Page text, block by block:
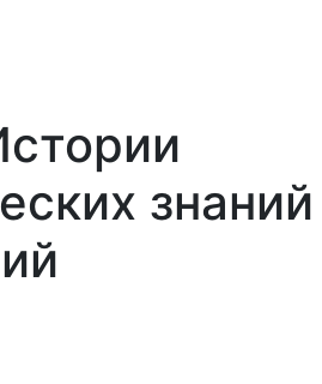
знаний